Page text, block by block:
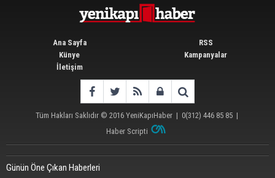
Ana Sayfa
Künye
İletişim
RSS
Kampanyalar
Tüm Hakları Saklıdır © 2016 YeniKapıHaber| 0(312) 446 85 85|
Haber Scripti
Günün Öne Çıkan Haberleri